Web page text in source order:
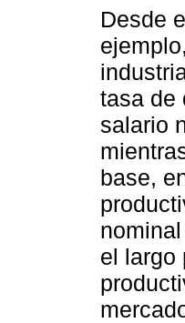
Desde
tasa de
salario
base,
el largo